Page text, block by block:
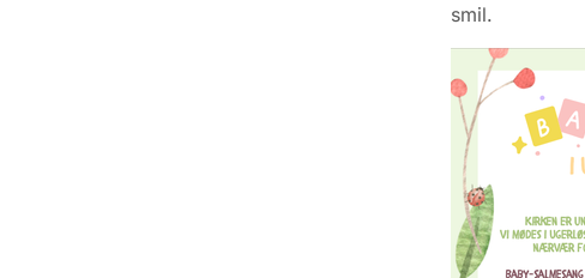
smil.